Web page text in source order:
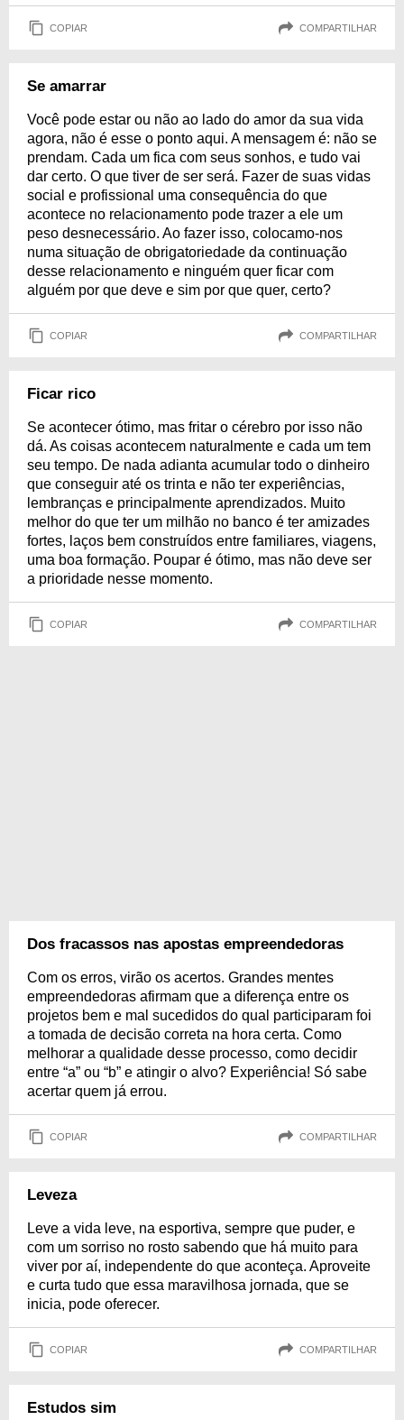
COPIAR COMPARTILHAR
Se amarrar
Você pode estar ou não ao lado do amor da sua vida
agora, não é esse o ponto aqui. A mensagem é: não se
prendam. Cada um fica com seus sonhos, e tudo vai
dar certo. O que tiver de ser será. Fazer de suas vidas
social e profissional uma consequência do que
acontece no relacionamento pode trazer a ele um
peso desnecessário. Ao fazer isso, colocamo-nos
numa situação de obrigatoriedade da continuação
desse relacionamento e ninguém quer ficar com
alguém por que deve e sim por que quer, certo?
COPIAR COMPARTILHAR
Ficar rico
Se acontecer ótimo, mas fritar o cérebro por isso não
dá. As coisas acontecem naturalmente e cada um tem
seu tempo. De nada adianta acumular todo o dinheiro
que conseguir até os trinta e não ter experiências,
lembranças e principalmente aprendizados. Muito
melhor do que ter um milhão no banco é ter amizades
fortes, laços bem construídos entre familiares, viagens,
uma boa formação. Poupar é ótimo, mas não deve ser
a prioridade nesse momento.
COPIAR COMPARTILHAR
Dos fracassos nas apostas empreendedoras
Com os erros, virão os acertos. Grandes mentes
empreendedoras afirmam que a diferença entre os
projetos bem e mal sucedidos do qual participaram foi
a tomada de decisão correta na hora certa. Como
melhorar a qualidade desse processo, como decidir
entre “a” ou “b” e atingir o alvo? Experiência! Só sabe
acertar quem já errou.
COPIAR COMPARTILHAR
Leveza
Leve a vida leve, na esportiva, sempre que puder, e
com um sorriso no rosto sabendo que há muito para
viver por aí, independente do que aconteça. Aproveite
e curta tudo que essa maravilhosa jornada, que se
inicia, pode oferecer.
COPIAR COMPARTILHAR
Estudos sim